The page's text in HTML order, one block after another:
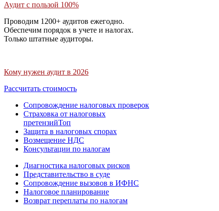
Аудит с пользой 100%
Проводим 1200+ аудитов ежегодно.
Обеспечим порядок в учете и налогах.
Только штатные аудиторы.
Кому нужен аудит в 2026
Рассчитать стоимость
Сопровождение налоговых проверок
Страховка от налоговых
претензийТоп
Защита в налоговых спорах
Возмещение НДС
Консультации по налогам
Диагностика налоговых рисков
Представительство в суде
Сопровождение вызовов в ИФНС
Налоговое планирование
Возврат переплаты по налогам